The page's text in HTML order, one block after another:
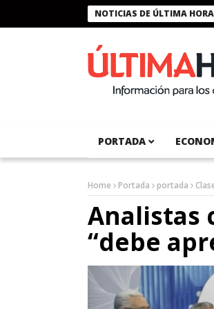
NOTICIAS DE ÚLTIMA HORA
Presidente Bukele condecora a
PORTADA
Home Portada portada
Analistas
“debe